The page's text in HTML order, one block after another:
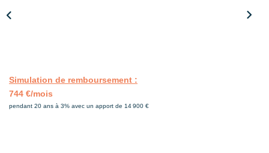
Simulation de remboursement :
744 €/mois
pendant 20 ans à 3% avec un apport de 14 900 €